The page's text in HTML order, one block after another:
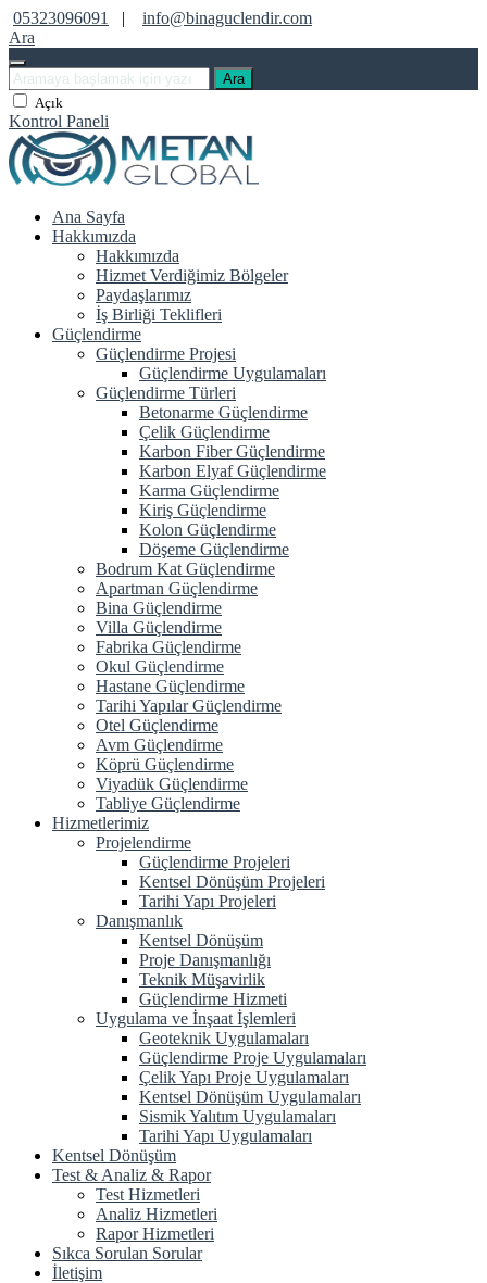
05323096091 |
info@binaguclendir.com
Ara
Ara
Açık
Kontrol Paneli
Ana Sayfa
Hakkımızda
Hakkımızda
Hizmet Verdiğimiz Bölgeler
Paydaşlarımız
İş Birliği Teklifleri
Güçlendirme
Güçlendirme Projesi
Güçlendirme Uygulamaları
Güçlendirme Türleri
Betonarme Güçlendirme
Çelik Güçlendirme
Karbon Fiber Güçlendirme
Karbon Elyaf Güçlendirme
Karma Güçlendirme
Kiriş Güçlendirme
Kolon Güçlendirme
Döşeme Güçlendirme
Bodrum Kat Güçlendirme
Apartman Güçlendirme
Bina Güçlendirme
Villa Güçlendirme
Fabrika Güçlendirme
Okul Güçlendirme
Hastane Güçlendirme
Tarihi Yapılar Güçlendirme
Otel Güçlendirme
Avm Güçlendirme
Köprü Güçlendirme
Viyadük Güçlendirme
Tabliye Güçlendirme
Hizmetlerimiz
Projelendirme
Güçlendirme Projeleri
Kentsel Dönüşüm Projeleri
Tarihi Yapı Projeleri
Danışmanlık
Kentsel Dönüşüm
Proje Danışmanlığı
Teknik Müşavirlik
Güçlendirme Hizmeti
Uygulama ve İnşaat İşlemleri
Geoteknik Uygulamaları
Güçlendirme Proje Uygulamaları
Çelik Yapı Proje Uygulamaları
Kentsel Dönüşüm Uygulamaları
Sismik Yalıtım Uygulamaları
Tarihi Yapı Uygulamaları
Kentsel Dönüşüm
Test & Analiz & Rapor
Test Hizmetleri
Analiz Hizmetleri
Rapor Hizmetleri
Sıkca Sorulan Sorular
İletişim